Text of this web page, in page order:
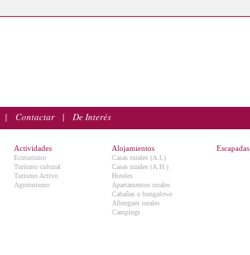
| Contactar| De Interés
Actividades
Ecoturismo
Turismo cultural
Turismo Activo
Agroturismo
Alojamientos
Casas rurales (A.I.)
Casas rurales (A.H.)
Hoteles
Apartamentos rurales
Cabañas o bungalows
Albergues rurales
Campings
Escapadas